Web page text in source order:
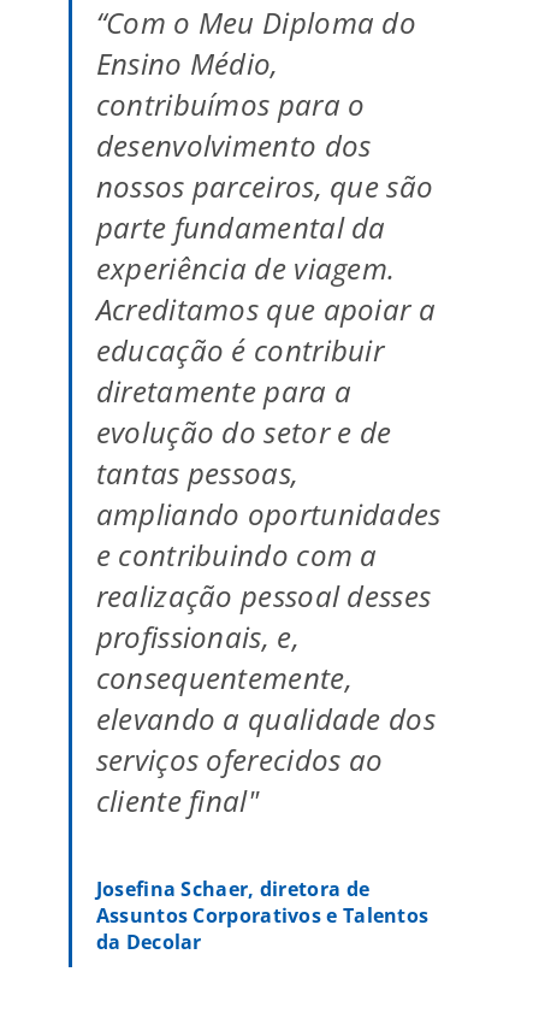
“Com o Meu Diploma do
Ensino Médio,
contribuímos para o
desenvolvimento dos
nossos parceiros, que são
parte fundamental da
experiência de viagem.
Acreditamos que apoiar a
educação é contribuir
diretamente para a
evolução do setor e de
tantas pessoas,
ampliando oportunidades
e contribuindo com a
realização pessoal desses
profissionais, e,
consequentemente,
elevando a qualidade dos
serviços oferecidos ao
cliente final"
Josefina Schaer, diretora de
Assuntos Corporativos e Talentos
da Decolar